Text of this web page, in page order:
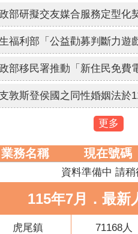
更多
業務名稱 現在號碼
資料準備中 請稍
115年7月．最新
虎尾鎮 71168人